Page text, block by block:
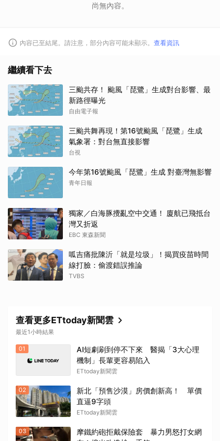
尚無內容。
內容已至結尾。請注意，部分內容可能未顯示。 查看資訊
繼續看下去
三颱共存！ 颱風「琵鷺」生成對台影響、最
新路徑曝光
自由電子報
三颱共舞再現！第16號颱風「琵鷺」生成
氣象署：對台無直接影響
台視
今年第16號颱風「琵鷺」生成 對臺灣無影響
青年日報
獨家／白海豚攪亂空中交通！ 廈航已飛抵台
灣又折返
EBC 東森新聞
呱吉痛批陳沂「就是垃圾」！揭買疫苗時間
線打臉：偷渡錯誤推論
TVBS
查看更多ETtoday新聞雲
最近1小時結果
01
AI短劇刷到停不下來 醫揭「3大心理
機制」長輩更容易陷入
ETtoday新聞雲
02
新北「預售沙漠」房價創新高！ 單價
直逼9字頭
ETtoday新聞雲
03
摩鐵約砲拒戴保險套 暴力男怒打女網